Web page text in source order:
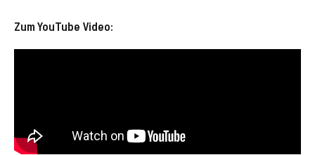
Zum YouTube Video: